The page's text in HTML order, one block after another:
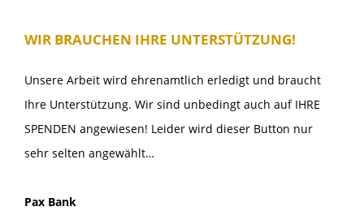
WIR BRAUCHEN IHRE UNTERSTÜTZUNG!
Unsere Arbeit wird ehrenamtlich erledigt und braucht
Ihre Unterstützung. Wir sind unbedingt auch auf IHRE
SPENDEN angewiesen! Leider wird dieser Button nur
sehr selten angewählt…
Pax Bank